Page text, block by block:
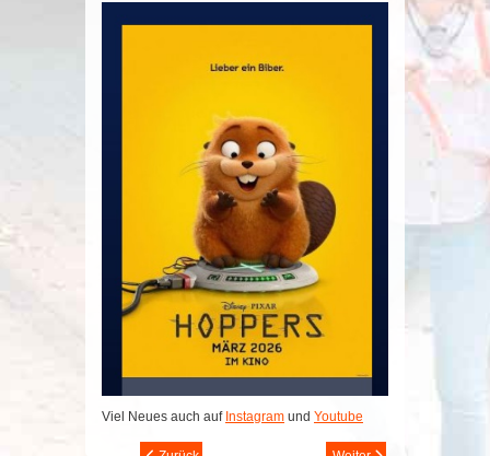
Viel Neues auch auf Instagram und Youtube